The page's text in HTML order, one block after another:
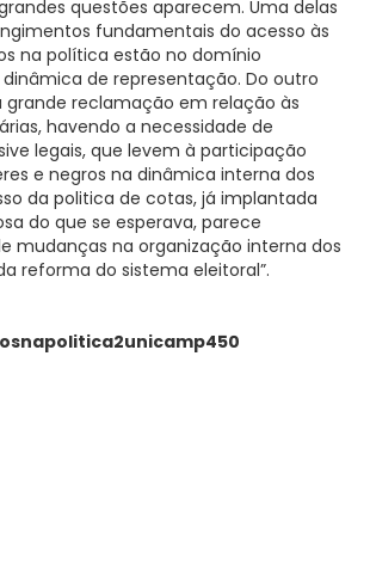
questões aparecem. Uma delas
fundamentais do acesso às
na política estão no domínio
de representação. Do outro
reclamação em relação às
havendo a necessidade de
legais, que levem à participação
e negros na dinâmica interna dos
da politica de cotas, já implantada
do que se esperava, parece
mudanças na organização interna dos
reforma do sistema eleitoral”.